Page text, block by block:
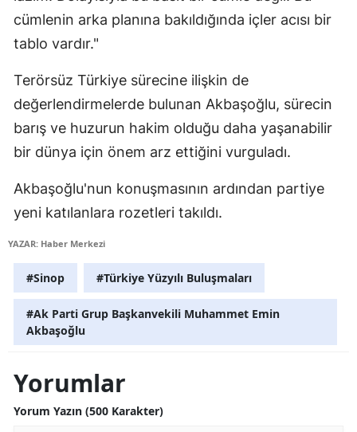
Iğdır
Karabük
Kilis
Osmaniye
Düzce
cümlenin arka planına bakıldığında içler acısı bir
tablo vardır."
Terörsüz Türkiye sürecine ilişkin de
değerlendirmelerde bulunan Akbaşoğlu, sürecin
barış ve huzurun hakim olduğu daha yaşanabilir
bir dünya için önem arz ettiğini vurguladı.
Akbaşoğlu'nun konuşmasının ardından partiye
yeni katılanlara rozetleri takıldı.
YAZAR: Haber Merkezi
#Sinop #Türkiye Yüzyılı Buluşmaları
#Ak Parti Grup Başkanvekili Muhammet Emin
Akbaşoğlu
Yorumlar
Yorum Yazın (500 Karakter)